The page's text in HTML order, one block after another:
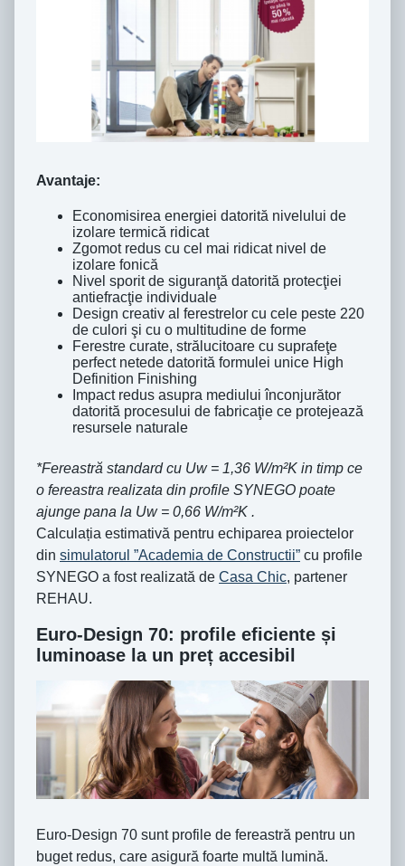
Avantaje:
Economisirea energiei datorită nivelului de
izolare termică ridicat
Zgomot redus cu cel mai ridicat nivel de
izolare fonică
Nivel sporit de siguranţă datorită protecţiei
antiefracţie individuale
Design creativ al ferestrelor cu cele peste 220
de culori şi cu o multitudine de forme
Ferestre curate, strălucitoare cu suprafeţe
perfect netede datorită formulei unice High
Definition Finishing
Impact redus asupra mediului înconjurător
datorită procesului de fabricaţie ce protejează
resursele naturale
*Fereastră standard cu Uw = 1,36 W/m²K in timp ce
o fereastra realizata din profile SYNEGO poate
ajunge pana la Uw = 0,66 W/m²K .
Calculația estimativă pentru echiparea proiectelor
din simulatorul ”Academia de Constructii” cu profile
SYNEGO a fost realizată de Casa Chic, partener
REHAU.
Euro‑Design 70: profile eficiente și
luminoase la un preț accesibil
Euro‑Design 70 sunt profile de fereastră pentru un
buget redus, care asigură foarte multă lumină.